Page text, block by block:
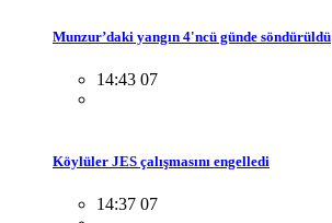
Munzur’daki yangın 4'ncü günde söndürüldü
14:43 07
Köylüler JES çalışmasını engelledi
14:37 07